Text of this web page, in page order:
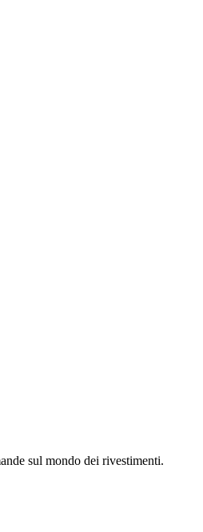
sul mondo dei rivestimenti.